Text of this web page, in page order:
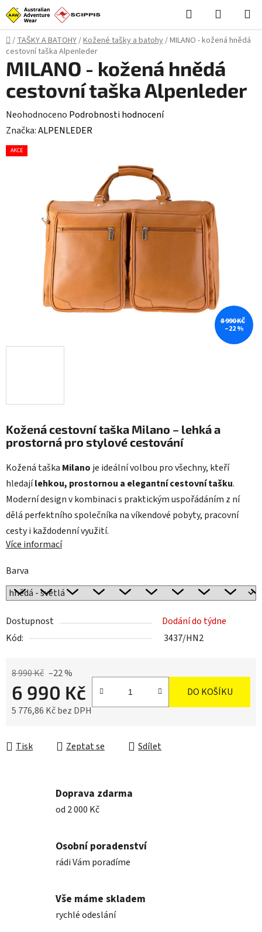
Přejít
na
obsah
Hledat
KOŠÍK
Domů
/TAŠKY A BATOHY/Kožené tašky a batohy/MILANO - kožená hnědá
cestovní taška Alpenleder
Kožená cestovní taška Milano – lehká a
prostorná pro stylové cestování
Kožená taška Milano je ideální volbou pro všechny, kteří
hledajílehkou, prostornou a elegantní cestovní tašku.
Moderní design v kombinaci s praktickým uspořádáním z ní
dělá perfektního společníka na víkendové pobyty, pracovní
cesty i každodenní využití.
Více informací
Barva
Dostupnost
Dodání do týdne
Kód:
3437/HN2
8 990 Kč –22 %
6 990 Kč
5 776,86 Kč bez DPH
DO KOŠÍKU
Tisk Zeptat se Sdílet
MILANO - kožená hnědá
cestovní taška Alpenleder
Průměrné
hodnocení
produktu
hvězdiček.
Neohodnoceno Podrobnosti hodnocení
Značka:ALPENLEDER
AKCE
8 990 KČ
–22 %
Doprava zdarma
od 2 000 Kč
Osobní poradenství
rádi Vám poradíme
Vše máme skladem
rychlé odeslání